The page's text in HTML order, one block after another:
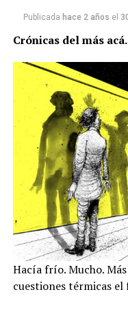
Publicada hace 2 años el
Crónicas del más
Hacía frío. Mucho.
cuestiones térmicas